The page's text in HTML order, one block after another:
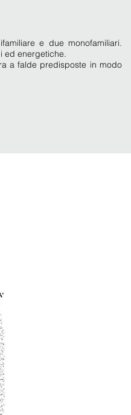
e due monofamiliari.
ed energetiche.
a falde predisposte in modo